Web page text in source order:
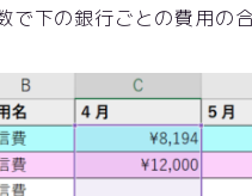
で下の銀行ごとの費用の